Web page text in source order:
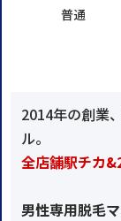
普通
2014年の創業
ル。
全店舗駅チカ
男性専用脱毛